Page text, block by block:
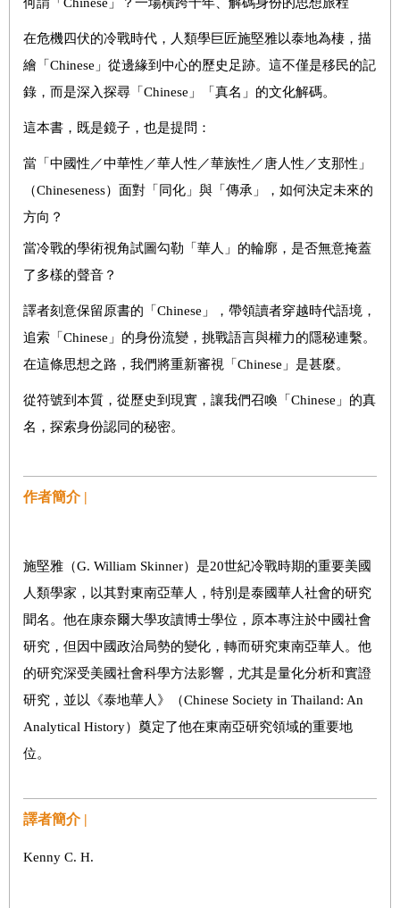
在危機四伏的冷戰時代，人類學巨匠施堅雅以泰地為棲，描
繪「Chinese」從邊緣到中心的歷史足跡。這不僅是移民的記
錄，而是深入探尋「Chinese」「真名」的文化解碼。
這本書，既是鏡子，也是提問：
當「中國性／中華性／華人性／華族性／唐人性／支那性」
（Chineseness）面對「同化」與「傳承」，如何決定未來的
方向？
當冷戰的學術視角試圖勾勒「華人」的輪廓，是否無意掩蓋
了多樣的聲音？
譯者刻意保留原書的「Chinese」，帶領讀者穿越時代語境，
追索「Chinese」的身份流變，挑戰語言與權力的隱秘連繫。
在這條思想之路，我們將重新審視「Chinese」是甚麼。
從符號到本質，從歷史到現實，讓我們召喚「Chinese」的真
名，探索身份認同的秘密。
作者簡介 |
施堅雅（G. William Skinner）是20世紀冷戰時期的重要美國
人類學家，以其對東南亞華人，特別是泰國華人社會的研究
聞名。他在康奈爾大學攻讀博士學位，原本專注於中國社會
研究，但因中國政治局勢的變化，轉而研究東南亞華人。他
的研究深受美國社會科學方法影響，尤其是量化分析和實證
研究，並以《泰地華人》（Chinese Society in Thailand: An
Analytical History）奠定了他在東南亞研究領域的重要地
位。
譯者簡介 |
Kenny C. H.